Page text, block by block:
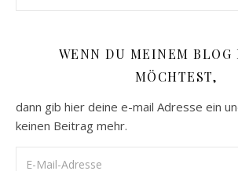
WENN DU MEINEM BLOG
MÖCHTEST,
dann gib hier deine e-mail Adresse ein
keinen Beitrag mehr.